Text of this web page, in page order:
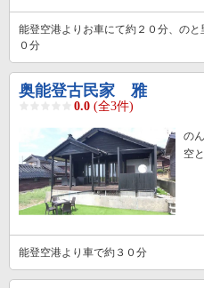
能登空港よりお車にて約２０分、の
０分
奥能登古民家 雅
0.0 (全3件)
の
空
能登空港より車で約３０分